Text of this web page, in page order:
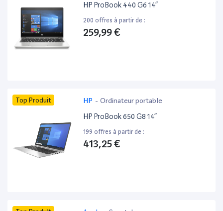
HP ProBook 440 G6 14”
200 offres à partir de :
259,99 €
Top Produit HP - Ordinateur portable
HP ProBook 650 G8 14”
199 offres à partir de :
413,25 €